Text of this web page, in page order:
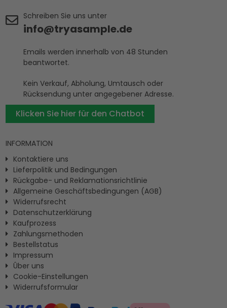
Schreiben Sie uns unter
info@tryasample.de
Emails werden innerhalb von 48 Stunden
beantwortet.
Kein Verkauf, Abholung, Umtausch oder
Rücksendung unter angegebener Adresse.
Klicken Sie hier für den Chatbot
INFORMATION
Kontaktiere uns
Lieferpolitik und Bedingungen
Rückgabe- und Reklamationsrichtlinie
Allgemeine Geschäftsbedingungen (AGB)
Widerrufsrecht
Datenschutzerklärung
Kaufprozess
Zahlungsmethoden
Bestellstatus
Impressum
Ûber uns
Cookie-Einstellungen
Widerrufsformular